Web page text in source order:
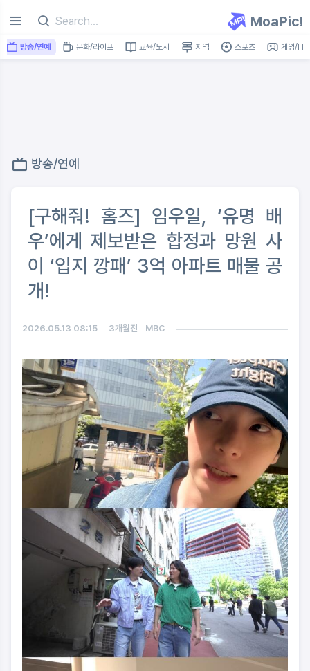
MoaPic!
방송/연예 문화/라이프 교육/도서 지역 스포츠 게임/IT
방송/연예
[구해줘! 홈즈] 임우일, ‘유명 배
우’에게 제보받은 합정과 망원 사
이 ‘입지 깡패’ 3억 아파트 매물 공
개!
2026.05.13 08:15 3개월전 MBC